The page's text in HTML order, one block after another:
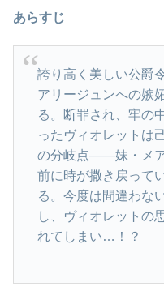
あらすじ
誇り高く美しい公爵
アリージュンへの嫉
る。断罪され、牢の
ったヴィオレットは
の分岐点――妹・メ
前に時が撒き戻って
る。今度は間違わな
し、ヴィオレットの
れてしまい…！？